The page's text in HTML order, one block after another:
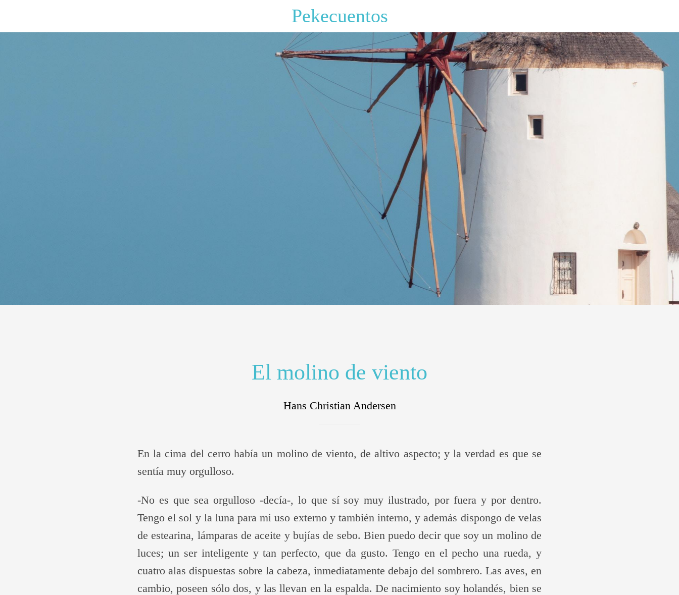
Pekecuentos
El molino de viento
Hans Christian Andersen
En la cima del cerro había un molino de viento, de altivo aspecto; y la verdad es que se
sentía muy orgulloso.
-No es que sea orgulloso -decía-, lo que sí soy muy ilustrado, por fuera y por dentro.
Tengo el sol y la luna para mi uso externo y también interno, y además dispongo de velas
de estearina, lámparas de aceite y bujías de sebo. Bien puedo decir que soy un molino de
luces; un ser inteligente y tan perfecto, que da gusto. Tengo en el pecho una rueda, y
cuatro alas dispuestas sobre la cabeza, inmediatamente debajo del sombrero. Las aves, en
cambio, poseen sólo dos, y las llevan en la espalda. De nacimiento soy holandés, bien se